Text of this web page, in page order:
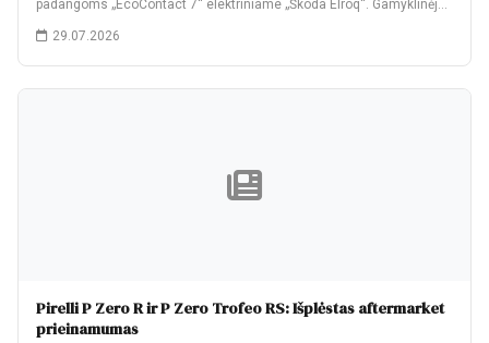
padangoms „EcoContact 7“ elektriniame „Škoda Elroq“. Gamyklinėje
29.07.2026
Pirelli P Zero R ir P Zero Trofeo RS: Išplėstas aftermarket
prieinamumas